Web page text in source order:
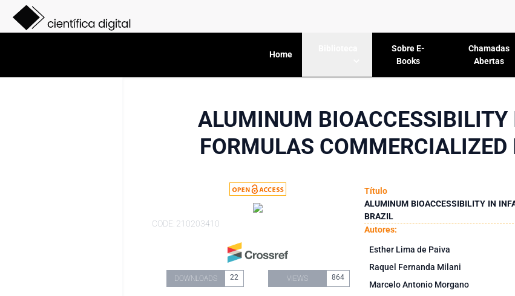
Home
Sobre E-
Books
Chamadas
Abertas
ALUMINUM BIOACCESSIBILITY
FORMULAS
CODE: 210203410
DOWNLOADS 22 VIEWS 864
Título
ALUMINUM BIOACCESSIBILITY IN
BRAZIL
Autores:
Esther Lima de Paiva
Raquel Fernanda Milani
Marcelo Antonio Morgano